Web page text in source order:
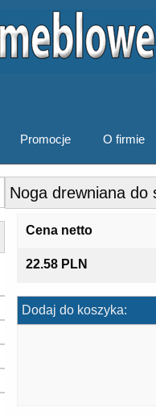
Promocje O firmie
Noga drewniana do
Cena netto
22.58 PLN
Dodaj do koszyka: